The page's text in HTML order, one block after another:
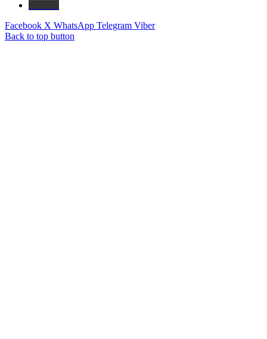
Facebook X WhatsApp Telegram Viber
Back to top button